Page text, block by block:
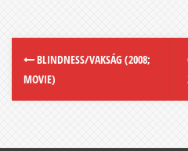
BLINDNESS/VAKSÁG (2008;
MOVIE)